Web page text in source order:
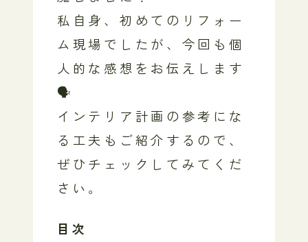
私自身、初めてのリフォー
ム現場でしたが、今回も個
人的な感想をお伝えします
🗣️
インテリア計画の参考にな
る工夫もご紹介するので、
ぜひチェックしてみてくだ
さい。
目次